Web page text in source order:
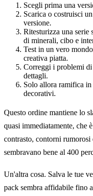
Scegli prima una
Scarica o costruisci
versione.
Ritesturizza una serie
di minerali, cibo e
Test in un vero
creativa piatta.
Correggi i problemi
dettagli.
Solo allora ramifica
decorativi.
Questo ordine mantiene lo
quasi immediatamente, che
contrasto, contorni
sembravano bene al 400
Un'altra cosa. Salva le tue
pack sembra affidabile fino